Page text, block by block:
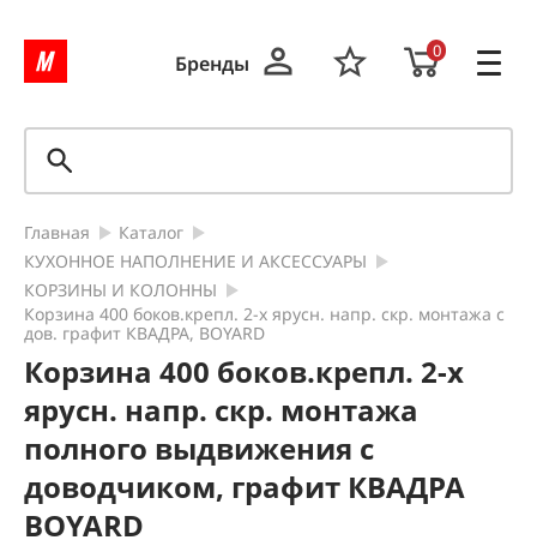
Бренды
0
Главная
Каталог
КУХОННОЕ НАПОЛНЕНИЕ И АКСЕССУАРЫ
КОРЗИНЫ И КОЛОННЫ
Корзина 400 боков.крепл. 2-х ярусн. напр. скр. монтажа с
дов. графит КВАДРА, BOYARD
Корзина 400 боков.крепл. 2-х
ярусн. напр. скр. монтажа
полного выдвижения с
доводчиком, графит КВАДРА
BOYARD